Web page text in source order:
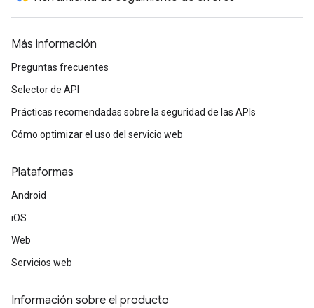
Más información
Preguntas frecuentes
Selector de API
Prácticas recomendadas sobre la seguridad de las APIs
Cómo optimizar el uso del servicio web
Plataformas
Android
iOS
Web
Servicios web
Información sobre el producto